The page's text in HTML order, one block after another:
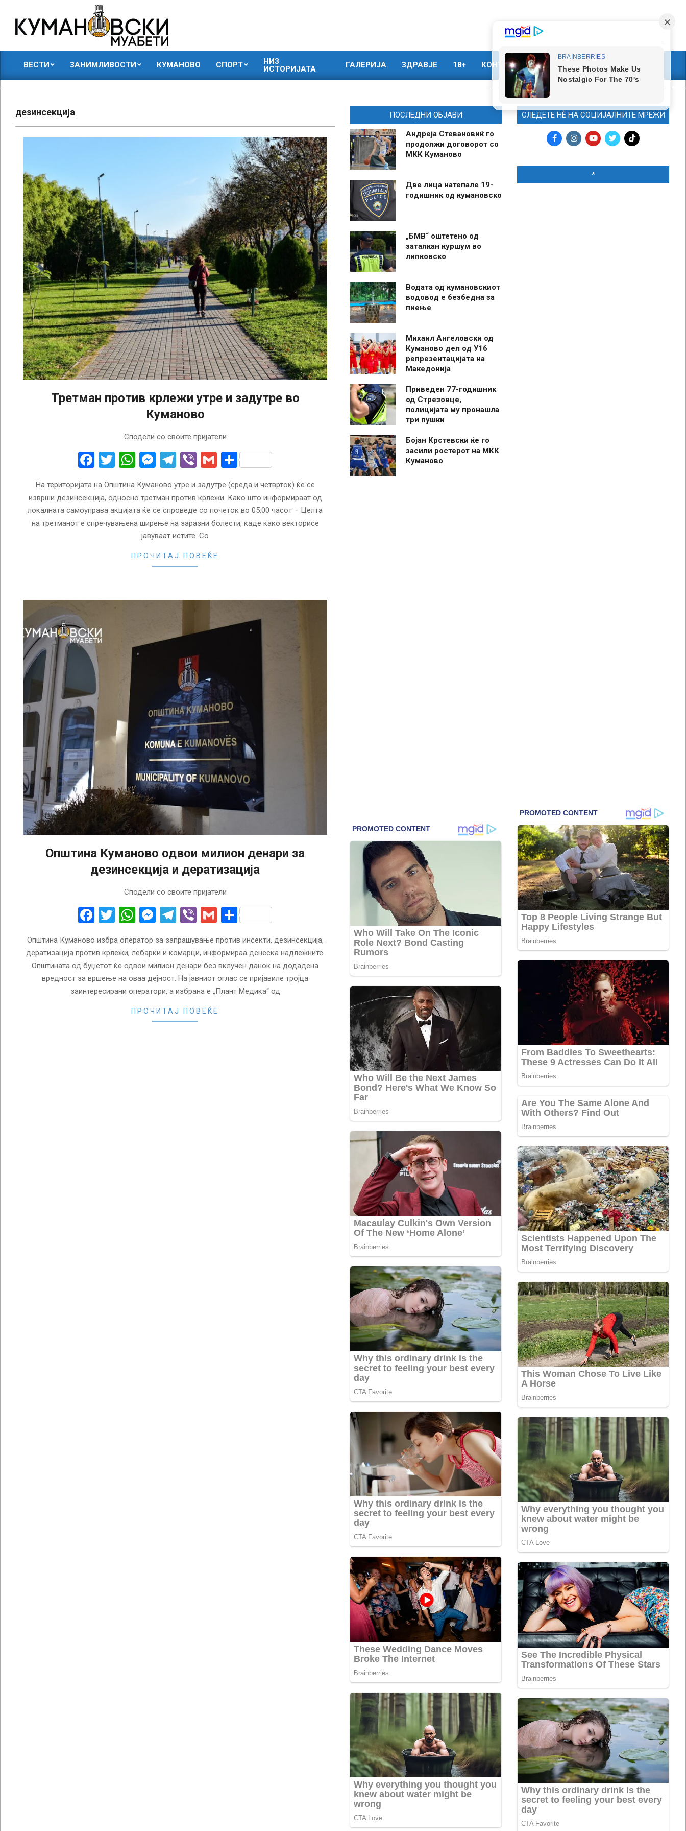
content
КУМАНОВСКИ
МУАБЕТИ
ВЕСТИ ЗАНИМЛИВОСТИ КУМАНОВО СПОРТ
НИЗ
ИСТОРИЈАТА
ГАЛЕРИЈА ЗДРАВЈЕ 18+ КОНТАКТ МАРКЕТИНГ
дезинсекција
Третман против крлежи утре и задутре во
Куманово
Сподели со своите пријатели
Facebook
Twitter
WhatsApp
Messenger
Telegram
ViberGmailShare
На територијата на Општина Куманово утре и задутре (среда и четврток) ќе се
изврши дезинсекција, односно третман против крлежи. Како што информираат од
локалната самоуправа акцијата ќе се спроведе со почеток во 05:00 часот – Целта
на третманот е спречувањена ширење на заразни болести, каде како векторисе
јавуваат истите. Со
ПРОЧИТАЈ ПОВЕЌЕ
Општина Куманово одвои милион денари за
дезинсекција и дератизација
Сподели со своите пријатели
Facebook
TwitterWhatsApp
Messenger
Telegram
ViberGmailShare
Општина Куманово избра оператор за запрашување против инсекти, дезинсекција,
дератизација против крлежи, лебарки и комарци, информираа денеска надлежните.
Општината од буџетот ќе одвои милион денари без вклучен данок на додадена
вредност за вршење на оваа дејност. На јавниот оглас се пријавиле тројца
заинтересирани оператори, а избрана е „Плант Медика“ од
ПРОЧИТАЈ ПОВЕЌЕ
ПОСЛЕДНИ ОБЈАВИ
Андреја Стевановиќ го
продолжи договорот со
МКК Куманово
Две лица натепале 19-
годишник од кумановско
„БМВ“ оштетено од
заталкан куршум во
липковско
Водата од кумановскиот
водовод е безбедна за
пиење
Михаил Ангеловски од
Куманово дел од У16
репрезентацијата на
Македонија
Приведен 77-годишник
од Стрезовце,
полицијата му пронашла
три пушки
Бојан Крстевски ќе го
засили ростерот на МКК
Куманово
СЛЕДЕТЕ НЀ НА СОЦИЈАЛНИТЕ МРЕЖИ
*